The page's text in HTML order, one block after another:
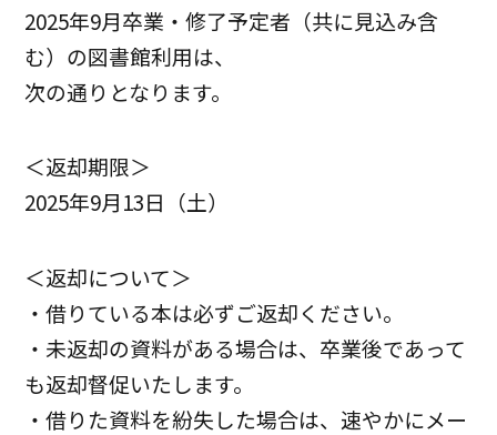
2025年9月卒業・修了予定者（共に見込み含
む）の図書館利用は、
次の通りとなります。
＜返却期限＞
2025年9月13日（土）
＜返却について＞
・借りている本は必ずご返却ください。
・未返却の資料がある場合は、卒業後であって
も返却督促いたします。
・借りた資料を紛失した場合は、速やかにメー